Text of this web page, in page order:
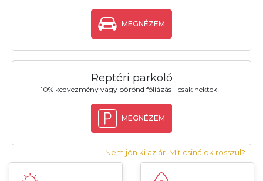
MEGNÉZEM
Reptéri parkoló
10% kedvezmény vagy bőrönd fóliázás - csak nektek!
MEGNÉZEM
Nem jön ki az ár. Mit csinálok rosszul?